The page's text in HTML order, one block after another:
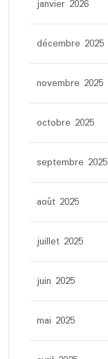
janvier 2026
décembre 2025
novembre 2025
octobre 2025
septembre 2025
août 2025
juillet 2025
juin 2025
mai 2025